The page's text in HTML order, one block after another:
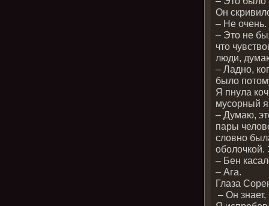
Он
– Не очень.
– Это не
что
люди,
– Ладно,
было
Я пнула
мусорный
– Думаю,
пары
словно
– Бен
– Ага.
Глаза
– Он